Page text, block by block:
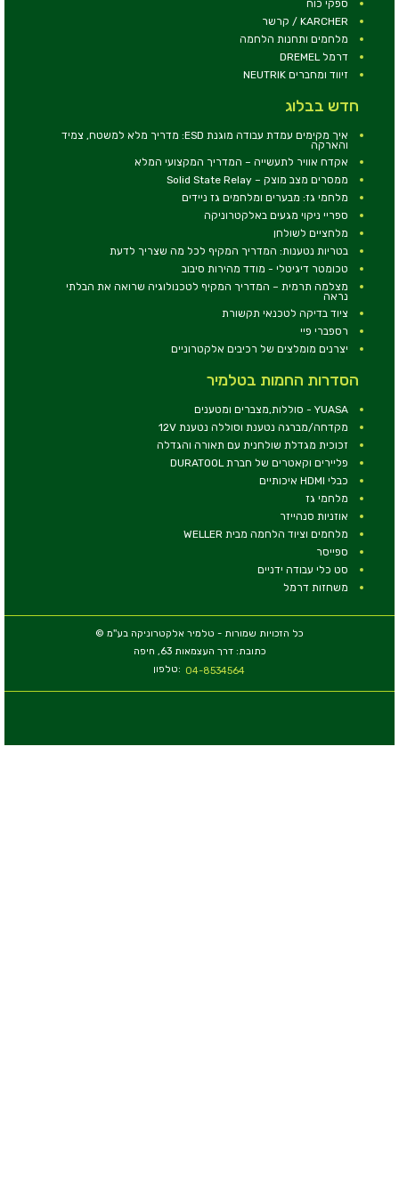
ספקי כוח
KARCHER / קרשר
מלחמים ותחנות הלחמה
דרמל DREMEL
זיווד ומחברים NEUTRIK
חדש בבלוג
איך מקימים עמדת עבודה מוגנת ESD: מדריך מלא למשטח, צמיד
והארקה
אקדח אוויר לתעשייה – המדריך המקצועי המלא
ממסרים מצב מוצק – Solid State Relay
מלחמי גז: מבערים ומלחמים גז ניידים
ספריי ניקוי מגעים באלקטרוניקה
מלחציים לשולחן
בטריות נטענות: המדריך המקיף לכל מה שצריך לדעת
טכומטר דיגיטלי - מודד מהירות סיבוב
מצלמה תרמית – המדריך המקיף לטכנולוגיה שרואה את הבלתי
נראה
ציוד בדיקה לטכנאי תקשורת
רספברי פיי
יצרנים מומלצים של רכיבים אלקטרוניים
הסדרות החמות בטלמיר
YUASA - סוללות,מצברים ומטענים
מקדחה/מברגה נטענת וסוללה נטענת 12V
זכוכית מגדלת שולחנית עם תאורה והגדלה
פליירים וקאטרים של חברת DURATOOL
כבלי HDMI איכותיים
מלחמי גז
אוזניות סנהייזר
מלחמים וציוד הלחמה מבית WELLER
ספייסר
סט כלי עבודה ידניים
משחזות דרמל
© כל הזכויות שמורות - טלמיר אלקטרוניקה בע''מ
כתובת: דרך העצמאות 63, חיפה
טלפון: 04-8534564